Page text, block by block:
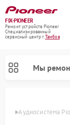
FIX-PIONEER
Ремонт устройств Pioneer
Специализированный
cервисный центр г.Тамбов
Мы
Аудиосистема